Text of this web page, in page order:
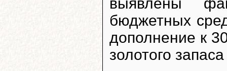
бюджетных
дополнение к
золотого